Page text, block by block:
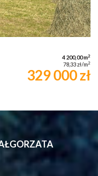
4 200,00 m2
78,33 zł/m2
329 000 zł